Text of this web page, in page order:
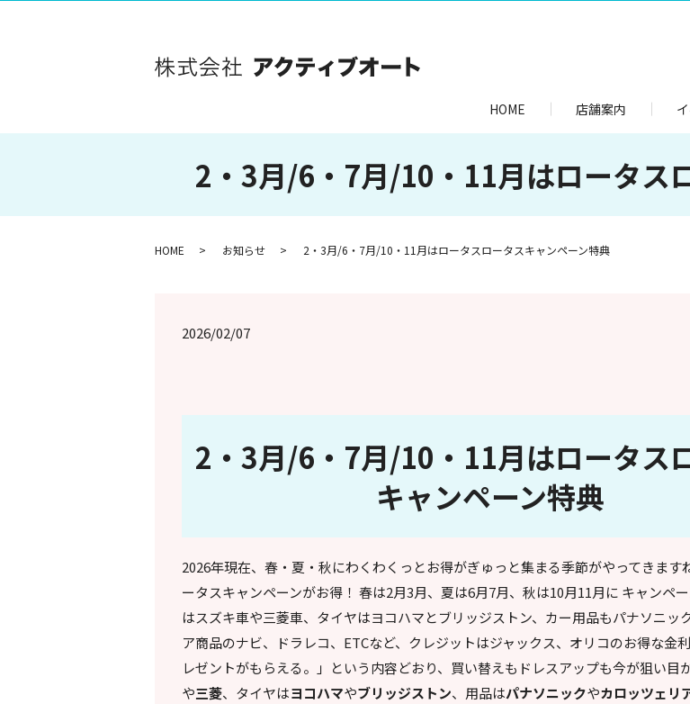
HOME
店舗案内
2・3月/6・7月/10・11月はロータス
HOME お知らせ 2・3月/6・7月/10・11月はロータスロータスキャンペーン特典
2026/02/07
2・3月/6・7月/10・11月はロータス
キャンペーン特典
2026年現在、春・夏・秋にわくわくっとお得がぎゅっと集まる季節がやってきま
ータスキャンペーンがお得！ 春は2月3月、夏は6月7月、秋は10月11月に キャンペ
はスズキ車や三菱車、タイヤはヨコハマとブリッジストン、カー用品もパナソニッ
ア商品のナビ、ドラレコ、ETCなど、クレジットはジャックス、オリコのお得な金
レゼントがもらえる。」という内容どおり、買い替えもドレスアップも今が狙い目
や三菱、タイヤはヨコハマやブリッジストン、用品はパナソニックやカロッツェリ